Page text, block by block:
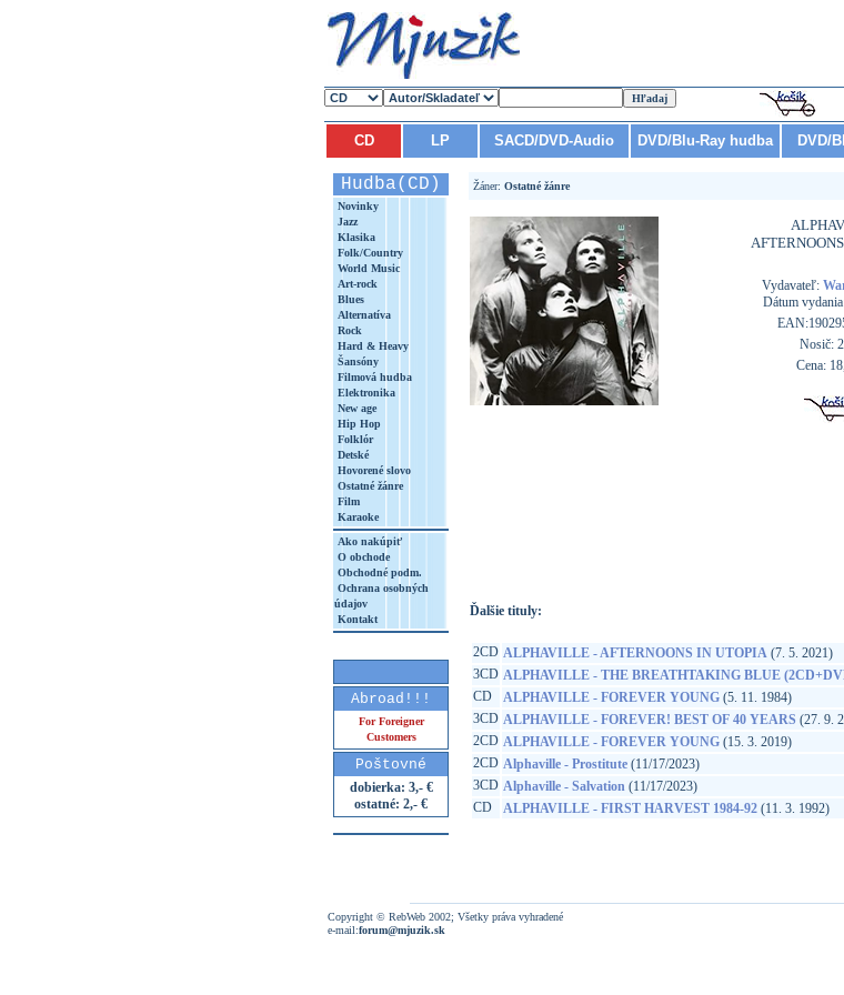
CD LP SACD/DVD-Audio DVD/Blu-Ray hudba DVD/
Hudba(CD)
Novinky
Jazz
Klasika
Folk/Country
World Music
Art-rock
Blues
Alternatíva
Rock
Hard & Heavy
Šansóny
Filmová hudba
Elektronika
New age
Hip Hop
Folklór
Detské
Hovorené slovo
Ostatné žánre
Film
Karaoke
Ako nakúpiť
O obchode
Obchodné podm.
Ochrana osobných
údajov
Kontakt
Abroad!!!
For Foreigner
Customers
Poštovné
dobierka: 3,- €
ostatné: 2,- €
Žáner: Ostatné žánre
Vydavateľ:
Dátum
Nosič:
Cena:
Ďalšie tituly:
2CD ALPHAVILLE - AFTERNOONS IN UTOPIA (7. 5. 2021)
3CD ALPHAVILLE - THE BREATHTAKING BLUE
CD
ALPHAVILLE - FOREVER YOUNG (5. 11. 1984)
3CD ALPHAVILLE - FOREVER! BEST OF 40 YEARS (27. 9.
2CD ALPHAVILLE - FOREVER YOUNG (15. 3. 2019)
2CD Alphaville - Prostitute (11/17/2023)
3CD Alphaville - Salvation (11/17/2023)
CD
ALPHAVILLE - FIRST HARVEST 1984-92 (11. 3. 1992)
Copyright © RebWeb 2002; Všetky práva vyhradené
e-mail:forum@mjuzik.sk